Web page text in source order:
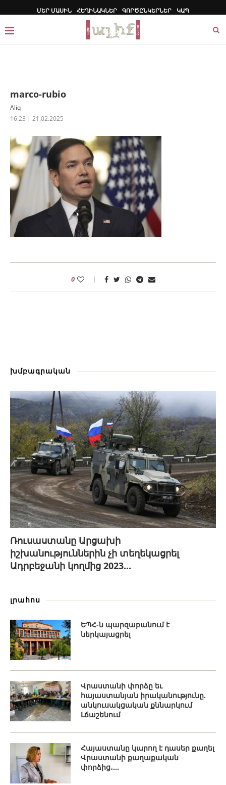
ՄԵՐ ՄԱՍԻՆ ՀԵՂԻՆԱԿՆԵՐ ԳՈՐԾԸՆԿԵՐՆԵՐ ԿԱՊ
marco-rubio
Aliq
16:23 | 21.02.2025
0
խմբագրական
Ռուսաստանը Արցախի
իշխանություններին չի տեղեկացրել
Ադրբեջանի կողմից 2023...
լրահոս
ԵՊՀ-ն պարզաբանում է
ներկայացրել
Վրաստանի փորձը եւ
հայաստանյան իրականությունը.
անկուսակցական քննարկում
Լճաշենում
Հայաստանը կարող է դասեր քաղել
Վրաստանի քաղաքական
փորձից․...